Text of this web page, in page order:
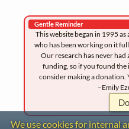
Gentle Reminder
This website began in 1995
who has been working on it
Our research has never
funding, so if you found
consider making a donation.
–Emily
We use cookies for internal